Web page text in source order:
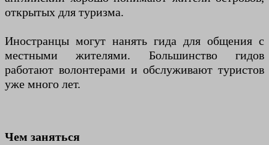
открытых для туризма.
Иностранцы могут нанять гида для общения с
местными жителями. Большинство гидов
работают волонтерами и обслуживают туристов
уже много лет.
Чем заняться